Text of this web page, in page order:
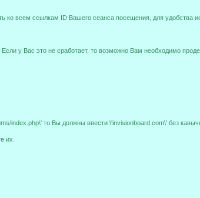
ко всем ссылкам ID Вашего сеанса посещения, для удобства
у Вас это не сработает, то возможно Вам необходимо
index.php\' то Вы должны ввести \'invisionboard.com\' без
их.